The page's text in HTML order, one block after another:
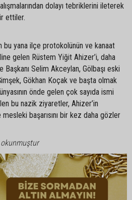
dolayı tebriklerini ileterek
ettiler.
bu yana ilçe protokolünün ve kanaat
gelen Rüstem Yiğit Ahizer’i, daha
Selim Akceylan, Gölbaşı eski
Gökhan Koçak ve başta olmak
önde gelen çok sayıda ismi
bu nazik ziyaretler, Ahizer’in
başarısını bir kez daha gözler